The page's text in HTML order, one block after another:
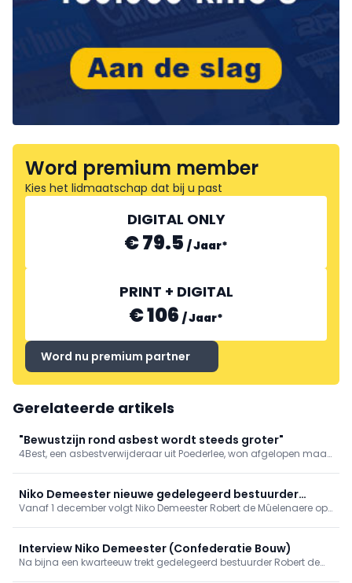
Word premium member
Kies het lidmaatschap dat bij u past
DIGITAL ONLY
€ 79.5 /Jaar*
PRINT + DIGITAL
€ 106 /Jaar*
Word nu premium partner
Gerelateerde artikels
"Bewustzijn rond asbest wordt steeds groter"
4Best, een asbestverwijderaar uit Poederlee, won afgelopen maart
bedrijf twee jaar geleden.
Niko Demeester nieuwe gedelegeerd bestuurder
Confederatie Bouw
Vanaf 1 december volgt Niko Demeester Robert de Mûelenaere op
Vlaamse ondernemersorganisatie Voka is klaar om zijn taak...
Interview Niko Demeester (Confederatie Bouw)
Na bijna een kwarteeuw trekt gedelegeerd bestuurder Robert de